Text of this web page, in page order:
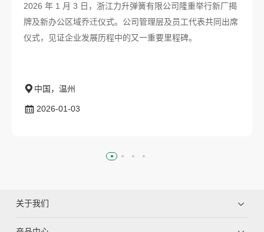
2026 年 1 月 3 日，浙江力升弹簧有限公司隆重举行新厂揭
牌及新办公区域乔迁仪式。公司管理层及员工代表共同出席
仪式，见证企业发展历程中的又一重要里程碑。
中国，温州
2026-01-03
关于我们